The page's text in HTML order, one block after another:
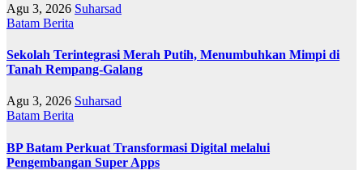
Agu 3, 2026 Suharsad
Batam Berita
Sekolah Terintegrasi Merah Putih, Menumbuhkan Mimpi di
Tanah Rempang-Galang
Agu 3, 2026 Suharsad
Batam Berita
BP Batam Perkuat Transformasi Digital melalui
Pengembangan Super Apps